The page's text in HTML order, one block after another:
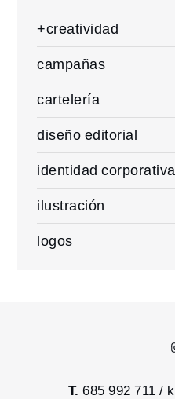
+creatividad
campañas
cartelería
diseño editorial
identidad corporativa
ilustración
logos
T. 685 992 711 /